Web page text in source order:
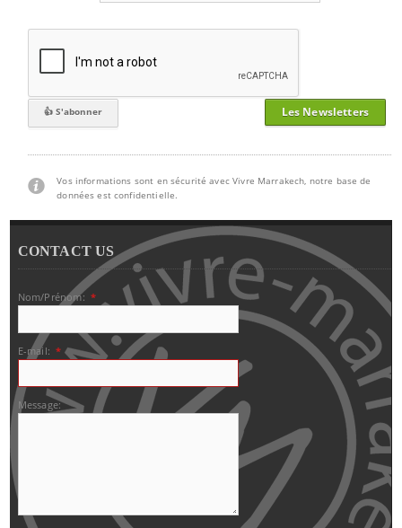
Les Newsletters
Vos informations sont en sécurité avec Vivre Marrakech, notre base de
données est confidentielle.
CONTACT US
Nom/Prénom: *
E-mail: *
Message: